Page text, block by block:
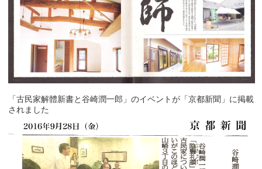
「古民家解體新書と谷崎潤一郎」のイベントが「京都新聞」に掲載
されました